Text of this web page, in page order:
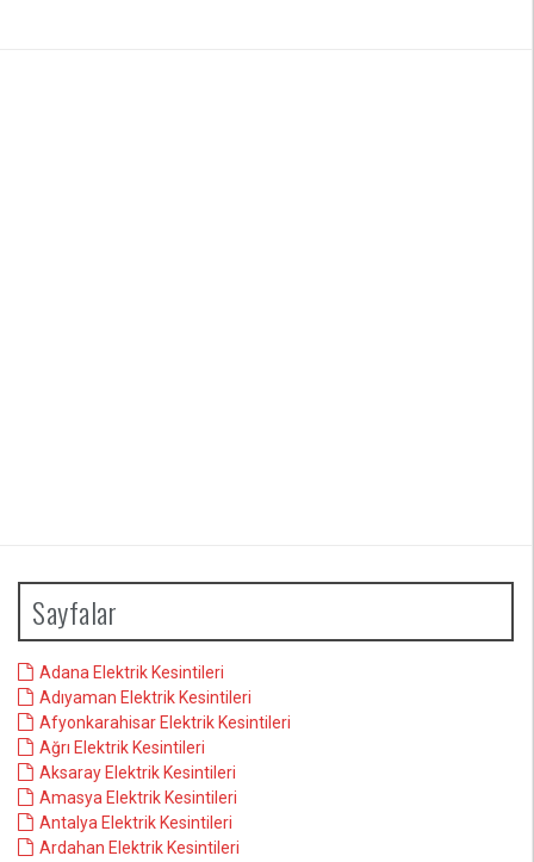
Sayfalar
Adana Elektrik Kesintileri
Adıyaman Elektrik Kesintileri
Afyonkarahisar Elektrik Kesintileri
Ağrı Elektrik Kesintileri
Aksaray Elektrik Kesintileri
Amasya Elektrik Kesintileri
Antalya Elektrik Kesintileri
Ardahan Elektrik Kesintileri